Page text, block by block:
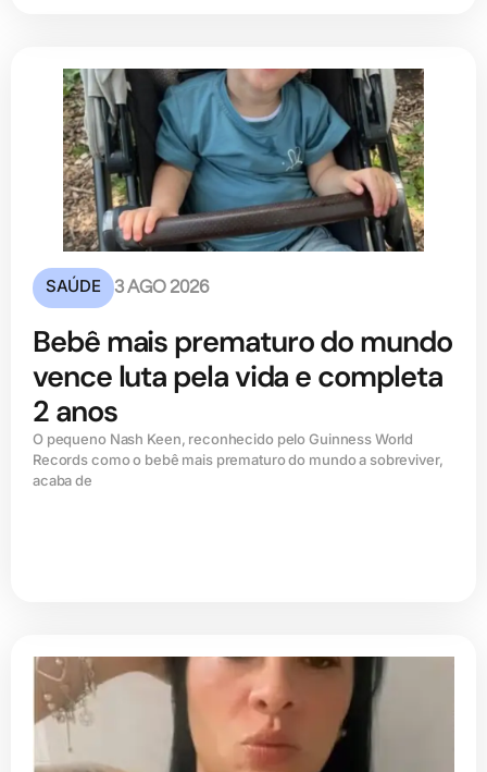
SAÚDE 3 AGO 2026
Bebê mais prematuro do mundo
vence luta pela vida e completa
2 anos
O pequeno Nash Keen, reconhecido pelo Guinness World
Records como o bebê mais prematuro do mundo a sobreviver,
acaba de